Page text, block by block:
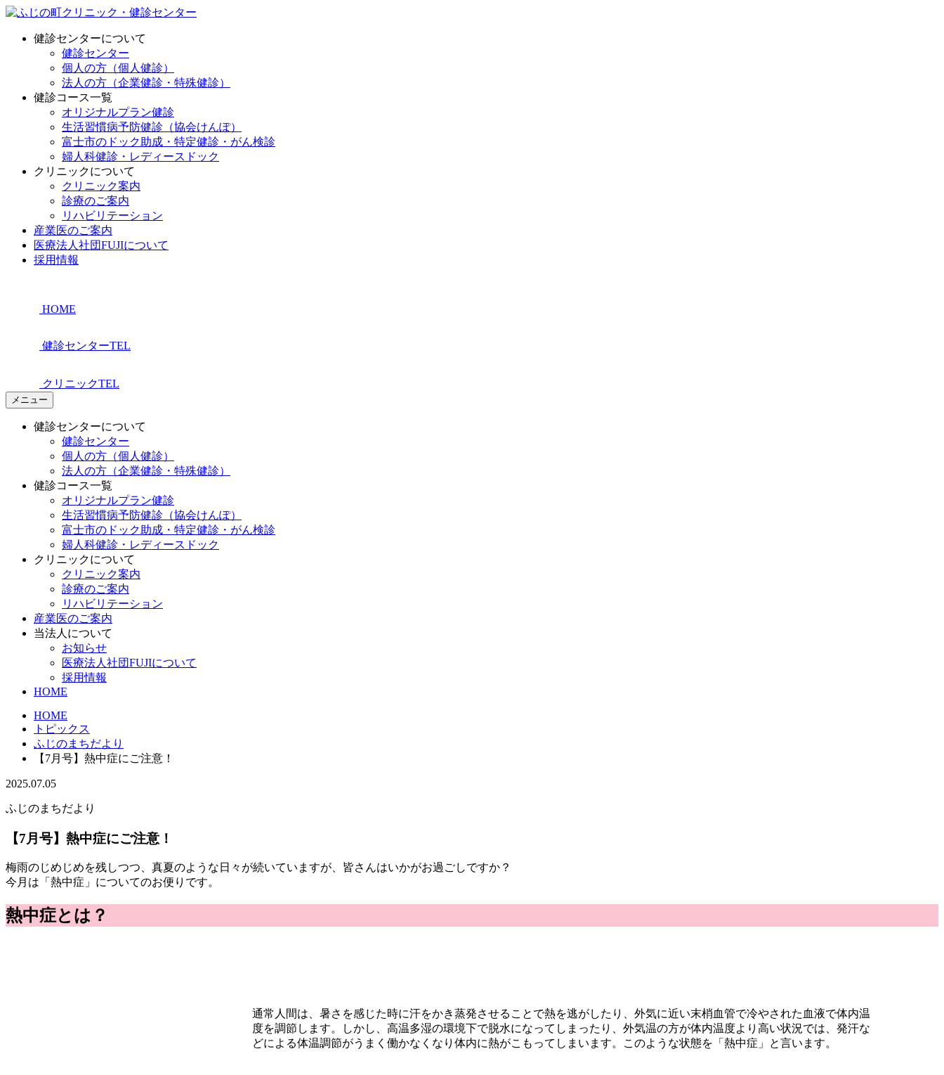
健診センターについて
健診センター
個人の方（個人健診）
法人の方（企業健診・特殊健診）
健診コース一覧
オリジナルプラン健診
生活習慣病予防健診（協会けんぽ）
富士市のドック助成・特定健診・がん検診
婦人科健診・レディースドック
クリニックについて
クリニック案内
診療のご案内
リハビリテーション
産業医のご案内
医療法人社団FUJIについて
採用情報
HOME
健診センターTEL
クリニックTEL
メニュー
健診センターについて
健診センター
個人の方（個人健診）
法人の方（企業健診・特殊健診）
健診コース一覧
オリジナルプラン健診
生活習慣病予防健診（協会けんぽ）
富士市のドック助成・特定健診・がん検診
婦人科健診・レディースドック
クリニックについて
クリニック案内
診療のご案内
リハビリテーション
産業医のご案内
当法人について
お知らせ
医療法人社団FUJIについて
採用情報
HOME
HOME
トピックス
ふじのまちだより
【7月号】熱中症にご注意！
2025.07.05
ふじのまちだより
【7月号】熱中症にご注意！
梅雨のじめじめを残しつつ、真夏のような日々が続いていますが、皆さんはいかがお過ごしですか？
今月は「熱中症」についてのお便りです。
熱中症とは？
通常人間は、暑さを感じた時に汗をかき蒸発させることで熱を逃がしたり、外気に近い末梢血管で冷やされた血液で体内温
度を調節します。しかし、高温多湿の環境下で脱水になってしまったり、外気温の方が体内温度より高い状況では、発汗な
どによる体温調節がうまく働かなくなり体内に熱がこもってしまいます。このような状態を「熱中症」と言います。